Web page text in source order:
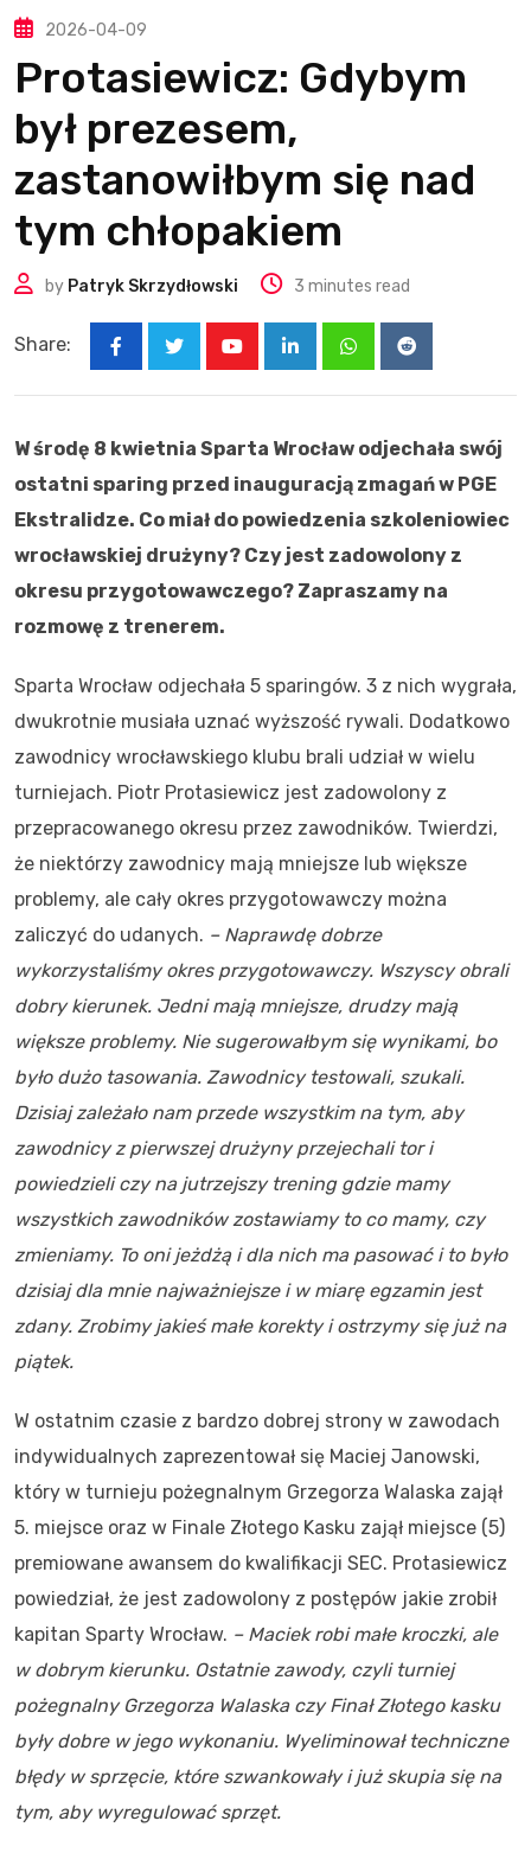
2026-04-09
Protasiewicz: Gdybym
był prezesem,
zastanowiłbym się nad
tym chłopakiem
by Patryk Skrzydłowski 3 minutes read
Share:
LinkedInWhatsappReddit
W środę 8 kwietnia Sparta Wrocław odjechała swój
ostatni sparing przed inauguracją zmagań w PGE
Ekstralidze. Co miał do powiedzenia szkoleniowiec
wrocławskiej drużyny? Czy jest zadowolony z
okresu przygotowawczego? Zapraszamy na
rozmowę z trenerem.
Sparta Wrocław odjechała 5 sparingów. 3 z nich wygrała,
dwukrotnie musiała uznać wyższość rywali. Dodatkowo
zawodnicy wrocławskiego klubu brali udział w wielu
turniejach. Piotr Protasiewicz jest zadowolony z
przepracowanego okresu przez zawodników. Twierdzi,
że niektórzy zawodnicy mają mniejsze lub większe
problemy, ale cały okres przygotowawczy można
zaliczyć do udanych. – Naprawdę dobrze
wykorzystaliśmy okres przygotowawczy. Wszyscy obrali
dobry kierunek. Jedni mają mniejsze, drudzy mają
większe problemy. Nie sugerowałbym się wynikami, bo
było dużo tasowania. Zawodnicy testowali, szukali.
Dzisiaj zależało nam przede wszystkim na tym, aby
zawodnicy z pierwszej drużyny przejechali tor i
powiedzieli czy na jutrzejszy trening gdzie mamy
wszystkich zawodników zostawiamy to co mamy, czy
zmieniamy. To oni jeżdżą i dla nich ma pasować i to było
dzisiaj dla mnie najważniejsze i w miarę egzamin jest
zdany. Zrobimy jakieś małe korekty i ostrzymy się już na
piątek.
W ostatnim czasie z bardzo dobrej strony w zawodach
indywidualnych zaprezentował się Maciej Janowski,
który w turnieju pożegnalnym Grzegorza Walaska zajął
5. miejsce oraz w Finale Złotego Kasku zajął miejsce (5)
premiowane awansem do kwalifikacji SEC. Protasiewicz
powiedział, że jest zadowolony z postępów jakie zrobił
kapitan Sparty Wrocław. – Maciek robi małe kroczki, ale
w dobrym kierunku. Ostatnie zawody, czyli turniej
pożegnalny Grzegorza Walaska czy Finał Złotego kasku
były dobre w jego wykonaniu. Wyeliminował techniczne
błędy w sprzęcie, które szwankowały i już skupia się na
tym, aby wyregulować sprzęt.